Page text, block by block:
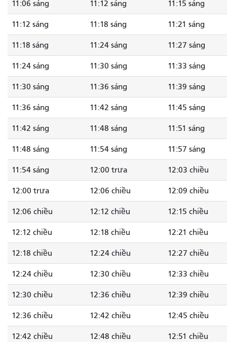
11:06 sáng 11:12 sáng 11:15 sáng
11:12 sáng 11:18 sáng 11:21 sáng
11:18 sáng 11:24 sáng 11:27 sáng
11:24 sáng 11:30 sáng 11:33 sáng
11:30 sáng 11:36 sáng 11:39 sáng
11:36 sáng 11:42 sáng 11:45 sáng
11:42 sáng 11:48 sáng 11:51 sáng
11:48 sáng 11:54 sáng 11:57 sáng
11:54 sáng 12:00 trưa 12:03 chiều
12:00 trưa 12:06 chiều 12:09 chiều
12:06 chiều 12:12 chiều 12:15 chiều
12:12 chiều 12:18 chiều 12:21 chiều
12:18 chiều 12:24 chiều 12:27 chiều
12:24 chiều 12:30 chiều 12:33 chiều
12:30 chiều 12:36 chiều 12:39 chiều
12:36 chiều 12:42 chiều 12:45 chiều
12:42 chiều 12:48 chiều 12:51 chiều